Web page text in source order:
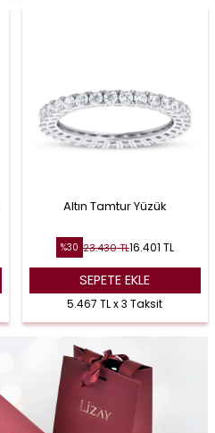
Altın Tamtur Yüzük
%30 23.430TL16.401 TL
SEPETE EKLE
5.467 TL x 3 Taksit